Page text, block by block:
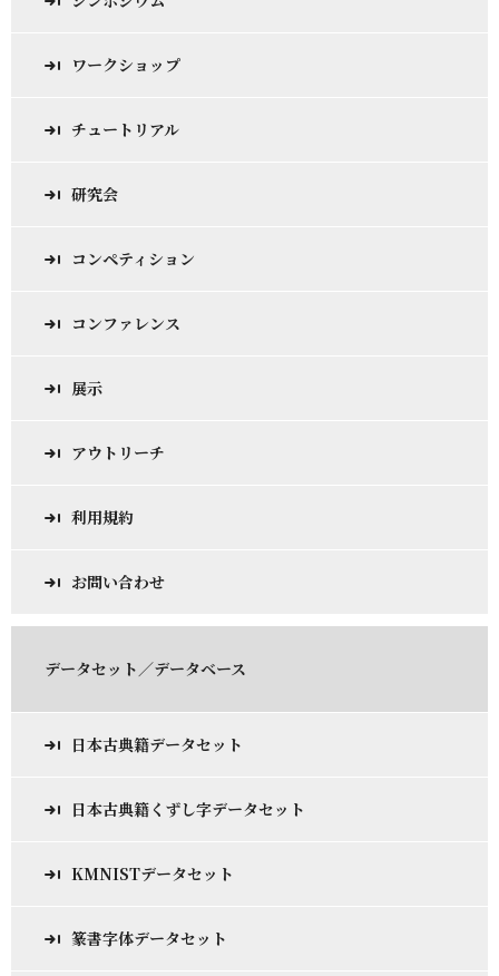
ワークショップ
チュートリアル
研究会
コンペティション
コンファレンス
展示
アウトリーチ
利用規約
お問い合わせ
データセット／データベース
日本古典籍データセット
日本古典籍くずし字データセット
KMNISTデータセット
篆書字体データセット